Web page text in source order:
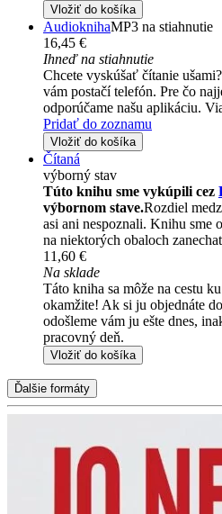
Vložiť do košíka
AudioknihaMP3 na stiahnutie
16,45 €
Ihneď na stiahnutie
Chcete vyskúšať čítanie
vám postačí telefón. Pre čo
odporúčame našu aplikáciu.
Pridať do zoznamu
Vložiť do košíka
Čítaná
výborný stav
Túto knihu sme vykúpili cez
výbornom stave.Rozdiel
asi ani nespoznali. Knihu sme
na niektorých obaloch
11,60 €
Na sklade
Táto kniha sa môže na cestu
okamžite! Ak si ju objednáte
odošleme vám ju ešte dnes,
pracovný deň.
Vložiť do košíka
Ďalšie formáty